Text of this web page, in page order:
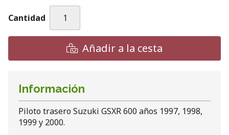
Cantidad
Añadir a la cesta
Información
Piloto trasero Suzuki GSXR 600 años 1997, 1998,
1999 y 2000.